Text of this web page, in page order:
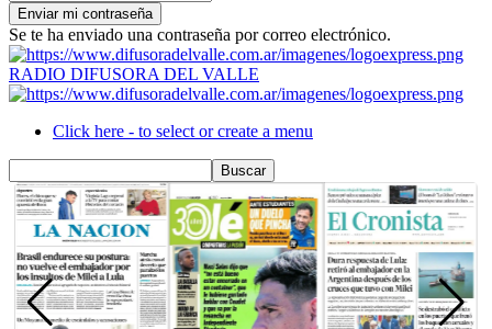
Se te ha enviado una contraseña por correo electrónico.
RADIO DIFUSORA DEL VALLE
Click here - to select or create a menu